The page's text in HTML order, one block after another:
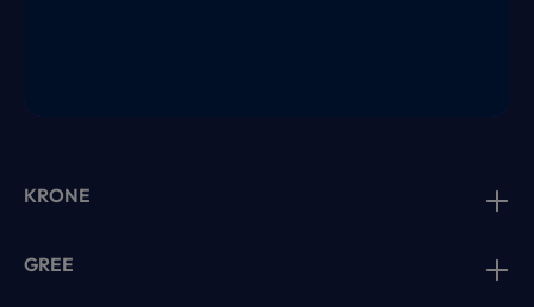
KRONE
GREE